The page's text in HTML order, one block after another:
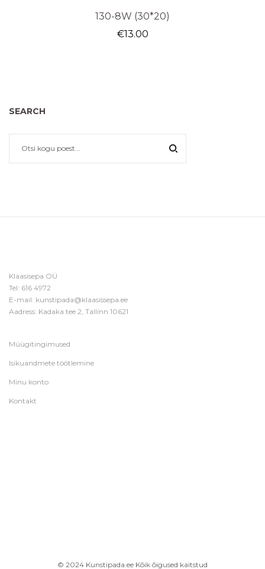
130-8W (30*20)
€13.00
SEARCH
Klaasisepa OÜ
Tel: 616 4972
E-mail: kunstipada@klaasissepa.ee
Aadress: Kadaka tee 2, Tallinn 10621
Müügitingimused
Isikuandmete töötlemine
Minu konto
Kontakt
© 2024 Kunstipada.ee Kõik õigused kaitstud